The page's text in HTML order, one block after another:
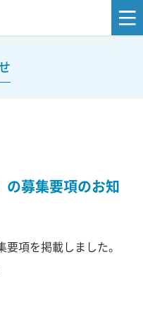
の募集要項のお知
項を掲載しました。